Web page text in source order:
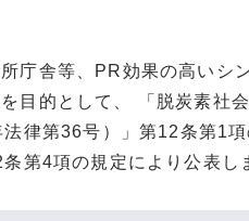
庁舎等、PR効果の高いシ
目的として、 「脱炭素社
律第36号）」第12条第1
第4項の規定により公表し